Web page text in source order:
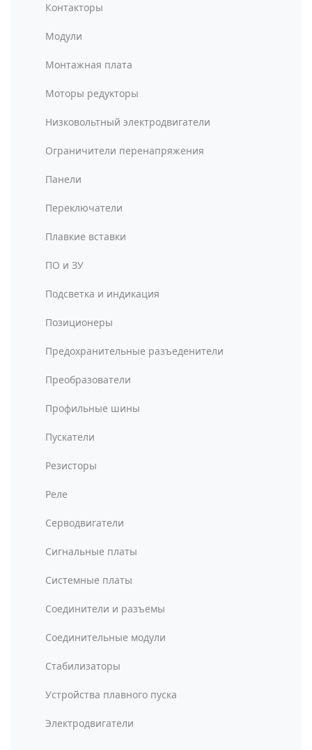
Контакторы
Модули
Монтажная плата
Моторы редукторы
Низковольтный электродвигатели
Ограничители перенапряжения
Панели
Переключатели
Плавкие вставки
ПО и ЗУ
Подсветка и индикация
Позиционеры
Предохранительные разъеденители
Преобразователи
Профильные шины
Пускатели
Резисторы
Реле
Серводвигатели
Сигнальные платы
Системные платы
Соединители и разъемы
Соединительные модули
Стабилизаторы
Устройства плавного пуска
Электродвигатели